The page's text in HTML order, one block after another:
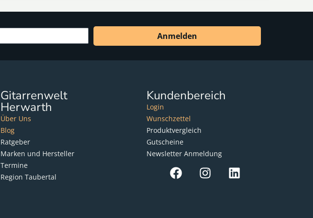
Anmelden
Gitarrenwelt
Herwarth
Über Uns
Blog
Ratgeber
Marken und Hersteller
Termine
Region Taubertal
Kundenbereich
Login
Wunschzettel
Produktvergleich
Gutscheine
Newsletter Anmeldung